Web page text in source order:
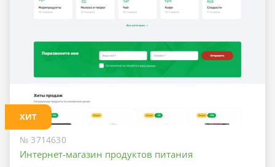
ХИТ
№ 3714630
Интернет-магазин продуктов питания